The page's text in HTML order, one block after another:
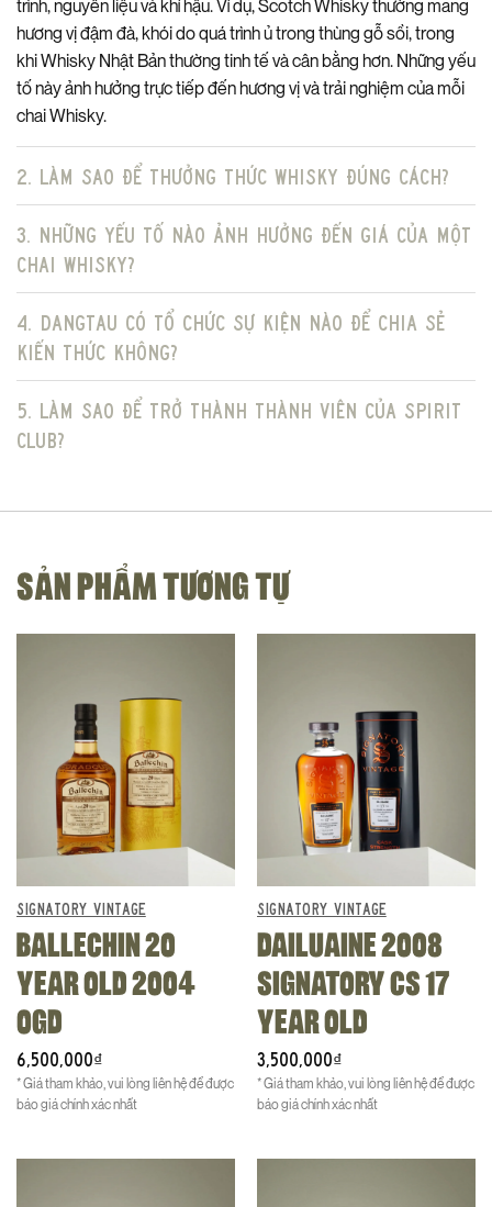
trình, nguyên liệu và khí hậu. Ví dụ, Scotch Whisky thường mang
hương vị đậm đà, khói do quá trình ủ trong thùng gỗ sồi, trong
khi Whisky Nhật Bản thường tinh tế và cân bằng hơn. Những yếu
tố này ảnh hưởng trực tiếp đến hương vị và trải nghiệm của mỗi
chai Whisky.
2. Làm sao để thưởng thức Whisky đúng cách?
3. Những yếu tố nào ảnh hưởng đến giá của một
chai Whisky?
4. DangTau có tổ chức sự kiện nào để chia sẻ
kiến thức không?
5. Làm sao để trở thành thành viên của Spirit
Club?
SẢN PHẨM TƯƠNG TỰ
SIGNATORY VINTAGE
BALLECHIN 20
YEAR OLD 2004
OGD
6,500,000₫
* Giá tham khảo, vui lòng liên hệ để được
báo giá chính xác nhất
SIGNATORY VINTAGE
DAILUAINE 2008
SIGNATORY CS 17
YEAR OLD
3,500,000₫
* Giá tham khảo, vui lòng liên hệ để được
báo giá chính xác nhất